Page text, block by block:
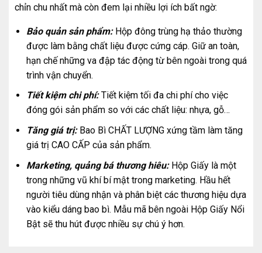
chỉn chu nhất mà còn đem lại nhiều lợi ích bất ngờ:
Bảo quản sản phẩm:Hộp đông trùng hạ thảo thường
được làm bằng chất liệu được cứng cáp. Giữ an toàn,
hạn chế những va đập tác động từ bên ngoài trong quá
trình vận chuyển.
Tiết kiệm chi phí:Tiết kiệm tối đa chi phí cho việc
đóng gói sản phẩm so với các chất liệu: nhựa, gỗ…
Tăng giá trị:Bao Bì CHẤT LƯỢNG xứng tầm làm tăng
giá trị CAO CẤP của sản phẩm.
Marketing, quảng bá thương hiêu:Hộp Giấy là một
trong những vũ khí bí mật trong marketing. Hầu hết
người tiêu dùng nhận và phân biệt các thương hiệu dựa
vào kiểu dáng bao bì. Mẫu mã bên ngoài Hộp Giấy Nổi
Bật sẽ thu hút được nhiều sự chú ý hơn.